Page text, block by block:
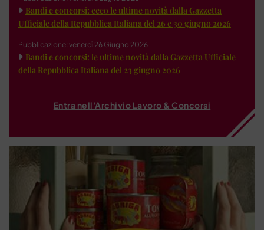
Bandi e concorsi: ecco le ultime novità dalla Gazzetta
Ufficiale della Repubblica Italiana del 26 e 30 giugno 2026
Pubblicazione: venerdì 26 Giugno 2026
Bandi e concorsi: le ultime novità dalla Gazzetta Ufficiale
della Repubblica Italiana del 23 giugno 2026
Entra nell'Archivio Lavoro & Concorsi